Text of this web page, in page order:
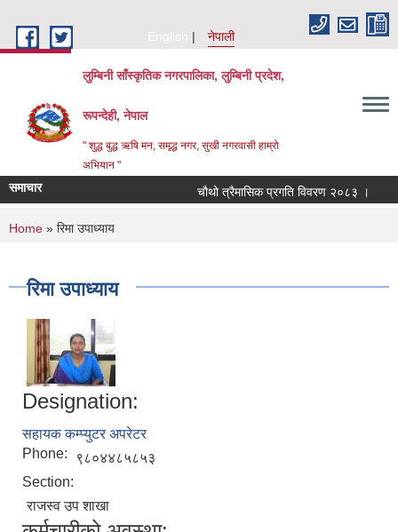
English
नेपाली
लुम्बिनी साँस्कृतिक नगरपालिका, लुम्बिनी प्रदेश,
रूपन्देही, नेपाल
" शुद्ध बुद्ध ऋषि मन, समृद्ध नगर, सुखी नगरवासी हाम्रो
अभियान "
समाचार चौथो त्रैमासिक प्रगति विवरण २०८३ ।
You are here
Home » रिमा उपाध्याय
रिमा उपाध्याय
Designation:
सहायक कम्प्युटर अपरेटर
Phone:
९८०४४८५८५३
Section:
राजस्व उप शाखा